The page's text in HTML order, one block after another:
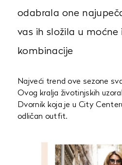
odabrala one
vas ih složila u moćne
kombinacije
Najveći trend ove sezone
Ovog kralja životinjskih
Dvornik koja je u City
odličan outfit.